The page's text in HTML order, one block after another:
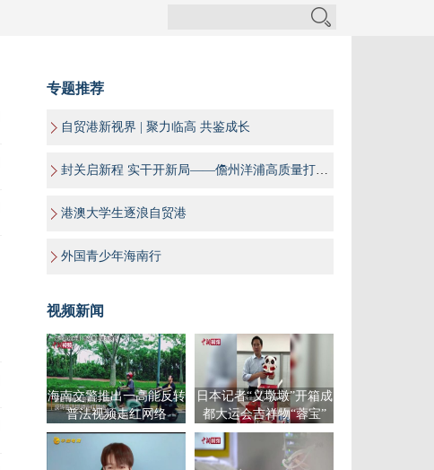
专题推荐
自贸港新视界 | 聚力临高 共鉴成长
封关启新程 实干开新局——儋州洋浦高质量打造海南自贸港“样板间”
港澳大学生逐浪自贸港
外国青少年海南行
视频新闻
海南交警推出一高能反转
普法视频走红网络
日本记者“义墩墩”开箱成
都大运会吉祥物“蓉宝”